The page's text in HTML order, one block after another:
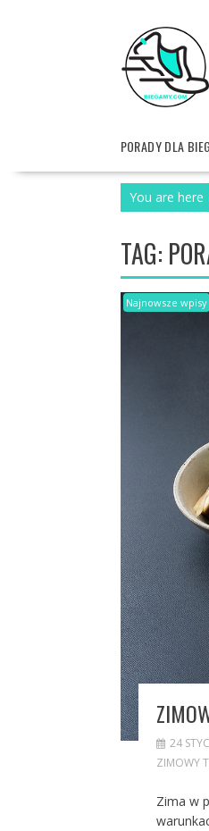
PORADY DLA
You are here
TAG:
Najnowsze wpisy
24
ZIMOWY
Zima w